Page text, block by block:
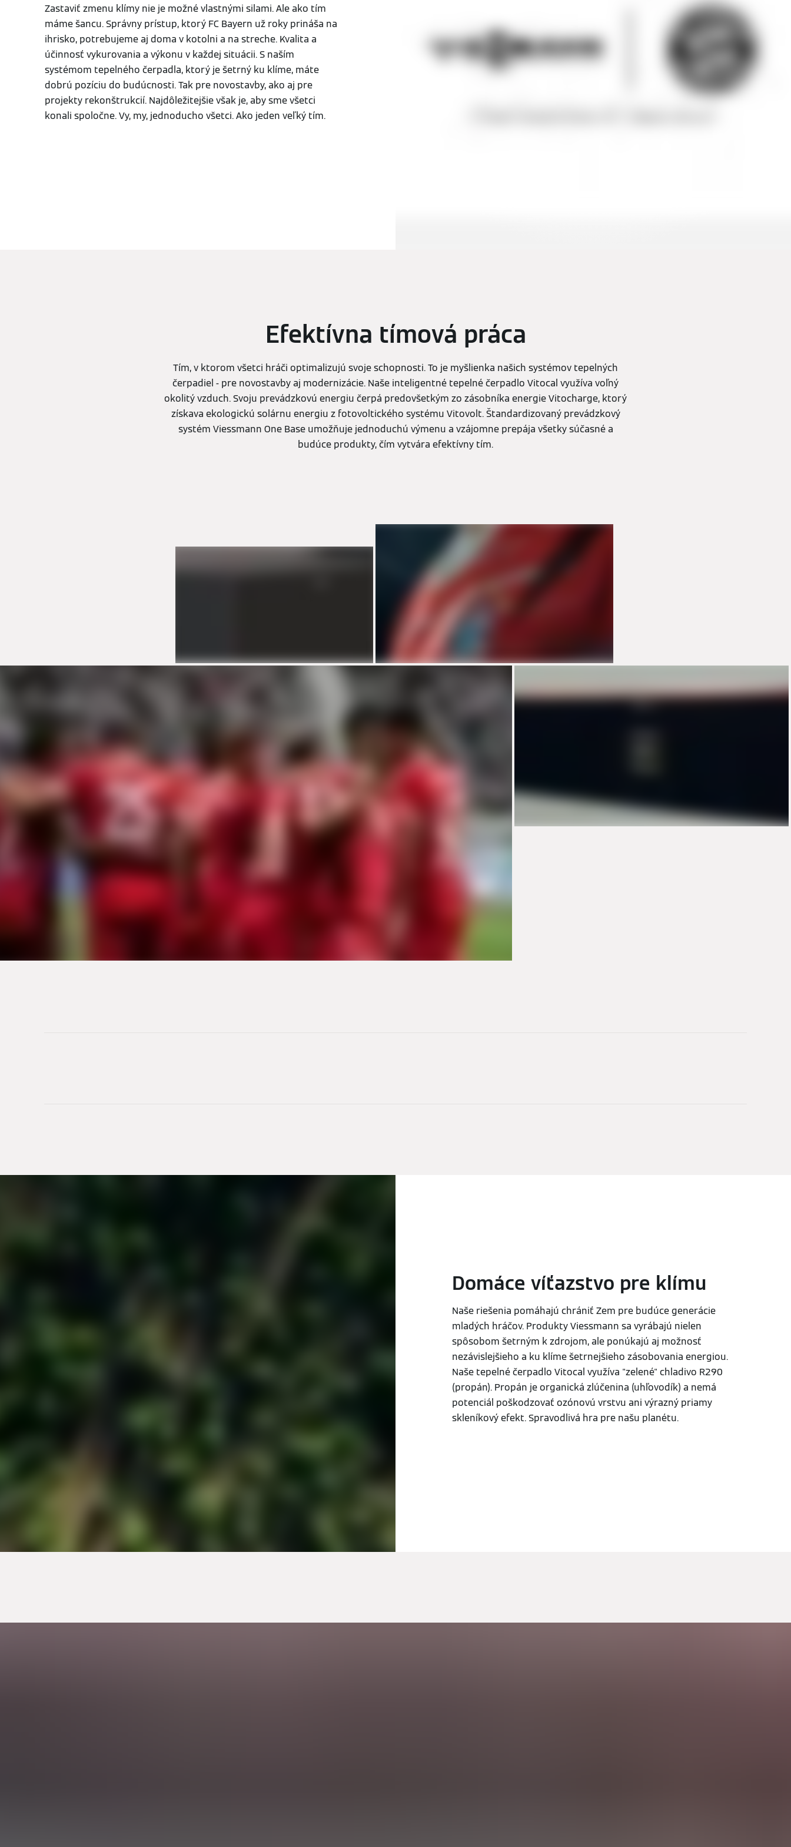
Zastaviť zmenu klímy nie je možné vlastnými silami. Ale ako tím
máme šancu. Správny prístup, ktorý FC Bayern už roky prináša na
ihrisko, potrebujeme aj doma v kotolni a na streche. Kvalita a
účinnosť vykurovania a výkonu v každej situácii. S naším
systémom tepelného čerpadla, ktorý je šetrný ku klíme, máte
dobrú pozíciu do budúcnosti. Tak pre novostavby, ako aj pre
projekty rekonštrukcií. Najdôležitejšie však je, aby sme všetci
konali spoločne. Vy, my, jednoducho všetci. Ako jeden veľký tím.
Efektívna tímová práca
Tím, v ktorom všetci hráči optimalizujú svoje schopnosti. To je myšlienka našich systémov tepelných
čerpadiel - pre novostavby aj modernizácie. Naše inteligentné tepelné čerpadlo Vitocal využíva voľný
okolitý vzduch. Svoju prevádzkovú energiu čerpá predovšetkým zo zásobníka energie Vitocharge, ktorý
získava ekologickú solárnu energiu z fotovoltického systému Vitovolt. Štandardizovaný prevádzkový
systém Viessmann One Base umožňuje jednoduchú výmenu a vzájomne prepája všetky súčasné a
budúce produkty, čím vytvára efektívny tím.
Domáce víťazstvo pre klímu
Naše riešenia pomáhajú chrániť Zem pre budúce generácie
mladých hráčov. Produkty Viessmann sa vyrábajú nielen
spôsobom šetrným k zdrojom, ale ponúkajú aj možnosť
nezávislejšieho a ku klíme šetrnejšieho zásobovania energiou.
Naše tepelné čerpadlo Vitocal využíva "zelené" chladivo R290
(propán). Propán je organická zlúčenina (uhľovodík) a nemá
potenciál poškodzovať ozónovú vrstvu ani výrazný priamy
skleníkový efekt. Spravodlivá hra pre našu planétu.